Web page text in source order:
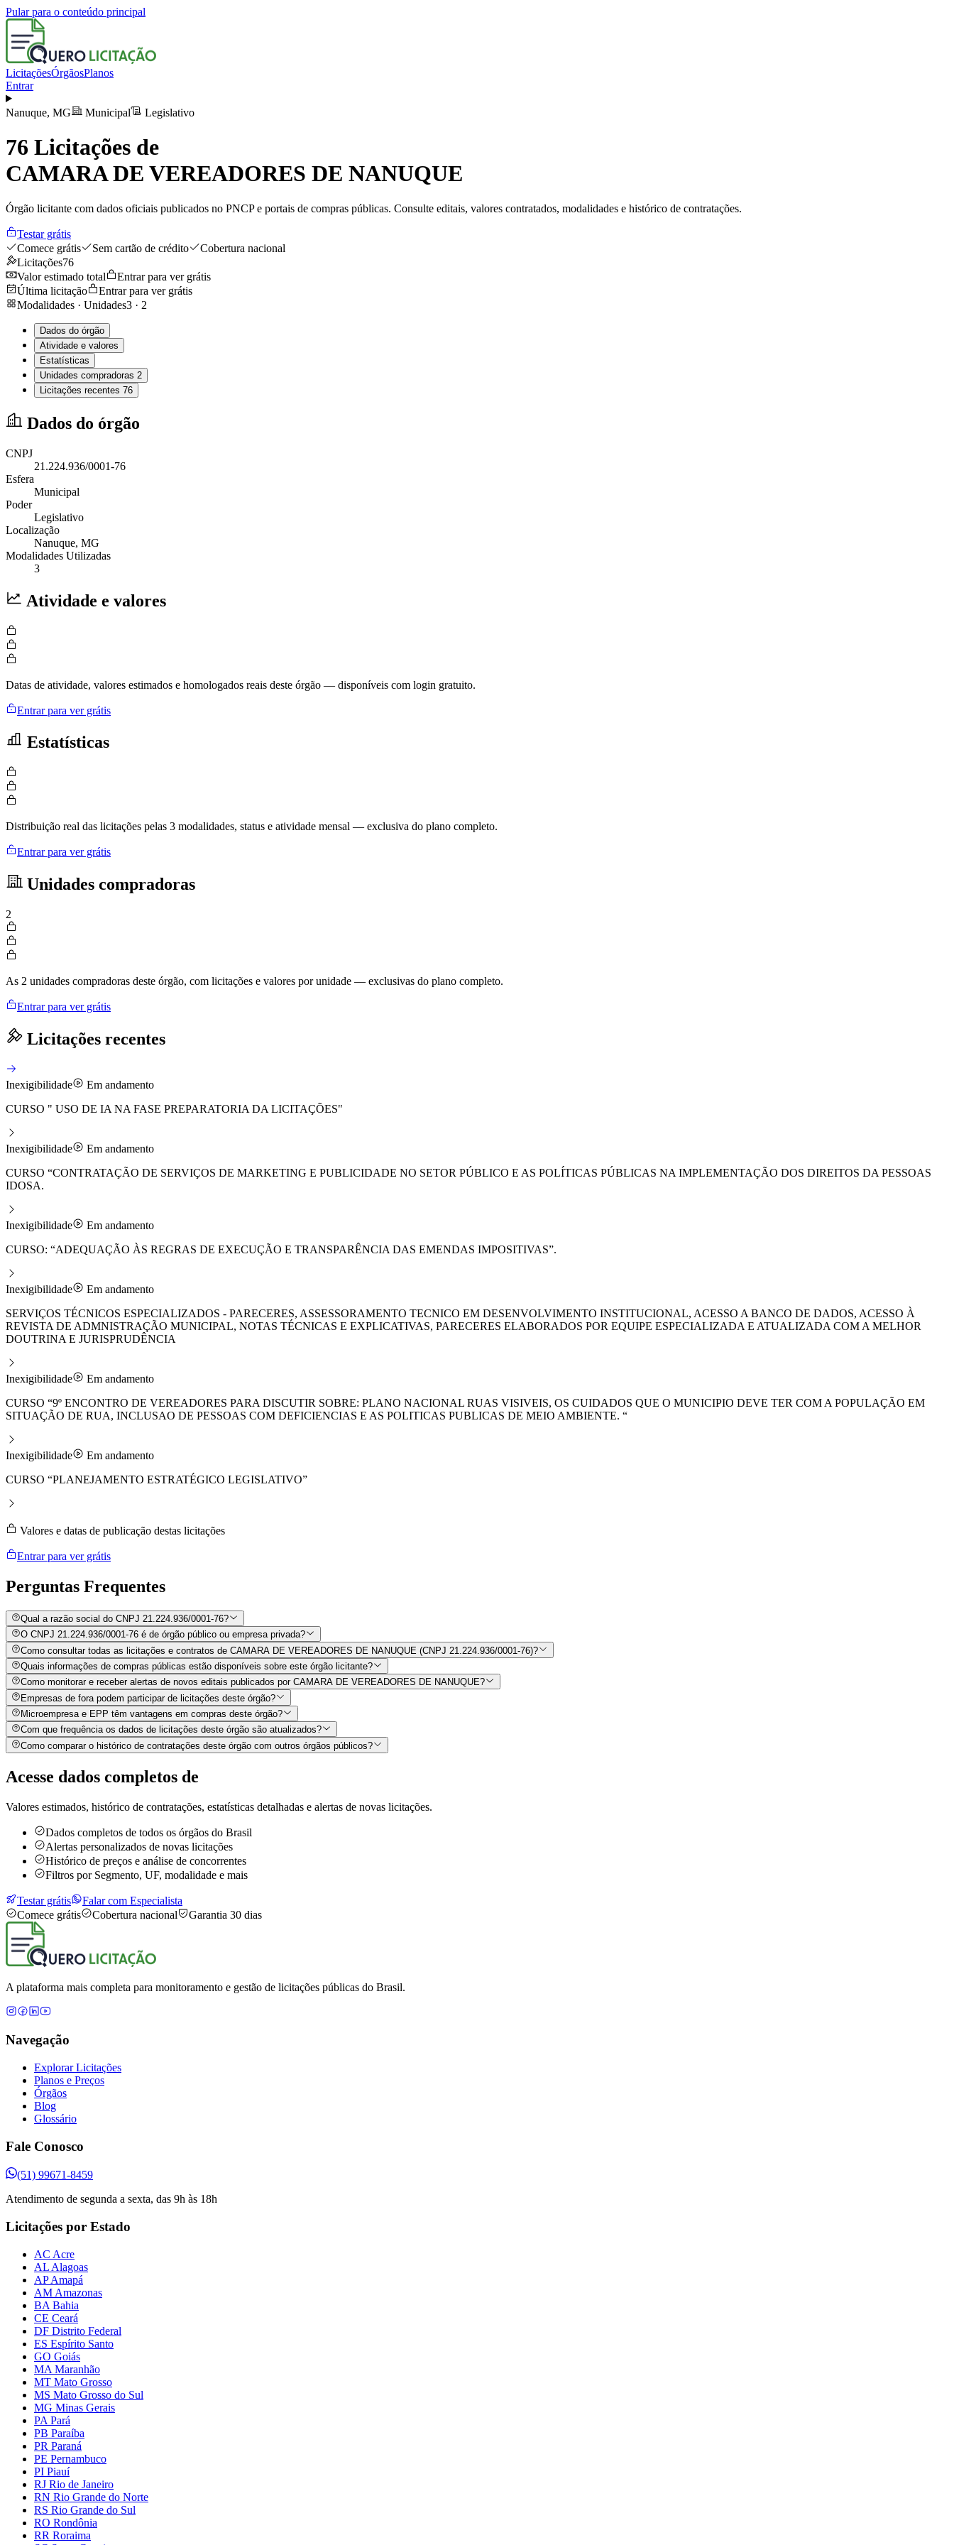
Pular para o conteúdo principal
LicitaçõesÓrgãosPlanos
Entrar
Nanuque, MG Municipal Legislativo
76 Licitações de
CAMARA DE VEREADORES DE NANUQUE
Órgão licitante com dados oficiais publicados no PNCP e portais de compras públicas. Consulte editais, valores contratados, modalidades e histórico de contratações.
Testar grátis
Comece grátis
Sem cartão de crédito
Cobertura nacional
Licitações76
Valor estimado total
Entrar para ver grátis
Última licitação
Entrar para ver grátis
Modalidades · Unidades3 · 2
Dados do órgão
Atividade e valores
Estatísticas
Unidades compradoras 2
Licitações recentes 76
Dados do órgão
CNPJ
21.224.936/0001-76
Esfera
Municipal
Poder
Legislativo
Localização
Nanuque, MG
Modalidades Utilizadas
3
Atividade e valores
Datas de atividade, valores estimados e homologados reais deste órgão — disponíveis com login gratuito.
Entrar para ver grátis
Estatísticas
Distribuição real das licitações pelas 3 modalidades, status e atividade mensal — exclusiva do plano completo.
Entrar para ver grátis
Unidades compradoras
2
As 2 unidades compradoras deste órgão, com licitações e valores por unidade — exclusivas do plano completo.
Entrar para ver grátis
Licitações recentes
Inexigibilidade
Em andamento
CURSO " USO DE IA NA FASE PREPARATORIA DA LICITAÇÕES"
Inexigibilidade
Em andamento
CURSO “CONTRATAÇÃO DE SERVIÇOS DE MARKETING E PUBLICIDADE NO SETOR PÚBLICO E AS POLÍTICAS PÚBLICAS NA IMPLEMENTAÇÃO DOS DIREITOS DA PESSOAS
IDOSA.
Inexigibilidade
Em andamento
CURSO: “ADEQUAÇÃO ÀS REGRAS DE EXECUÇÃO E TRANSPARÊNCIA DAS EMENDAS IMPOSITIVAS”.
Inexigibilidade
Em andamento
SERVIÇOS TÉCNICOS ESPECIALIZADOS - PARECERES, ASSESSORAMENTO TECNICO EM DESENVOLVIMENTO INSTITUCIONAL, ACESSO A BANCO DE DADOS, ACESSO À
REVISTA DE ADMNISTRAÇÃO MUNICIPAL, NOTAS TÉCNICAS E EXPLICATIVAS, PARECERES ELABORADOS POR EQUIPE ESPECIALIZADA E ATUALIZADA COM A MELHOR
DOUTRINA E JURISPRUDÊNCIA
Inexigibilidade
Em andamento
CURSO “9º ENCONTRO DE VEREADORES PARA DISCUTIR SOBRE: PLANO NACIONAL RUAS VISIVEIS, OS CUIDADOS QUE O MUNICIPIO DEVE TER COM A POPULAÇÃO EM
SITUAÇÃO DE RUA, INCLUSAO DE PESSOAS COM DEFICIENCIAS E AS POLITICAS PUBLICAS DE MEIO AMBIENTE. “
Inexigibilidade
Em andamento
CURSO “PLANEJAMENTO ESTRATÉGICO LEGISLATIVO”
Valores e datas de publicação destas licitações
Entrar para ver grátis
Perguntas Frequentes
Qual a razão social do CNPJ 21.224.936/0001-76?
O CNPJ 21.224.936/0001-76 é de órgão público ou empresa privada?
Como consultar todas as licitações e contratos de CAMARA DE VEREADORES DE NANUQUE (CNPJ 21.224.936/0001-76)?
Quais informações de compras públicas estão disponíveis sobre este órgão licitante?
Como monitorar e receber alertas de novos editais publicados por CAMARA DE VEREADORES DE NANUQUE?
Empresas de fora podem participar de licitações deste órgão?
Microempresa e EPP têm vantagens em compras deste órgão?
Com que frequência os dados de licitações deste órgão são atualizados?
Como comparar o histórico de contratações deste órgão com outros órgãos públicos?
Acesse dados completos de
Valores estimados, histórico de contratações, estatísticas detalhadas e alertas de novas licitações.
Dados completos de todos os órgãos do Brasil
Alertas personalizados de novas licitações
Histórico de preços e análise de concorrentes
Filtros por Segmento, UF, modalidade e mais
Testar grátis
Falar com Especialista
Comece grátis
Cobertura nacional Garantia 30 dias
A plataforma mais completa para monitoramento e gestão de licitações públicas do Brasil.
Navegação
Explorar Licitações
Planos e Preços
Órgãos
Blog
Glossário
Fale Conosco
(51) 99671-8459
Atendimento de segunda a sexta, das 9h às 18h
Licitações por Estado
AC Acre
AL Alagoas
AP Amapá
AM Amazonas
BA Bahia
CE Ceará
DF Distrito Federal
ES Espírito Santo
GO Goiás
MA Maranhão
MT Mato Grosso
MS Mato Grosso do Sul
MG Minas Gerais
PA Pará
PB Paraíba
PR Paraná
PE Pernambuco
PI Piauí
RJ Rio de Janeiro
RN Rio Grande do Norte
RS Rio Grande do Sul
RO Rondônia
RR Roraima